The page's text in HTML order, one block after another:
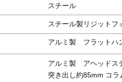
スチール
スチール製リジットフ
アルミ製 フラットハ
アルミ製 アヘッドス
突き出し約85mm コ